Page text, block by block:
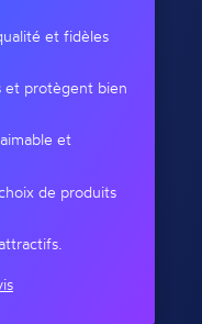
et fidèles
et protègent bien
et
de produits